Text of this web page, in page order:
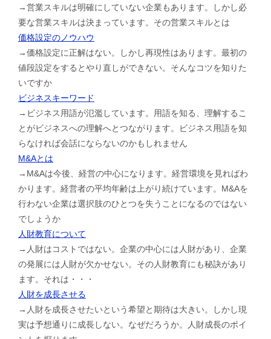
→営業スキルは明確にしていない企業もあります。しかし必
要な営業スキルは決まっています。その営業スキルとは
価格設定のノウハウ
→価格設定に正解はない。しかし再現性はあります。最初の
値段設定をするとやり直しができない。そんなコツを知りた
いですか
ビジネスキーワード
→ビジネス用語が氾濫しています。用語を知る、理解するこ
とがビジネスへの理解へとつながります。ビジネス用語を知
らなければ会話にならないのかもしれません
M&Aとは
→M&Aは今後、経営の中心になります。経営環境を見ればわ
かります。経営者の平均年齢は上がり続けています。M&Aを
行わない企業は選択肢のひとつを失うことになるのではない
でしょうか
人財教育について
→人財はコストではない。企業の中心には人財があり、企業
の発展には人財が欠かせない。その人財教育にも秘訣があり
ます。それは・・・
人財を成長させる
→人財を成長させたいという希望と期待は大きい。しかし現
実は予想通りに成長しない。なぜだろうか。人財成長のポイ